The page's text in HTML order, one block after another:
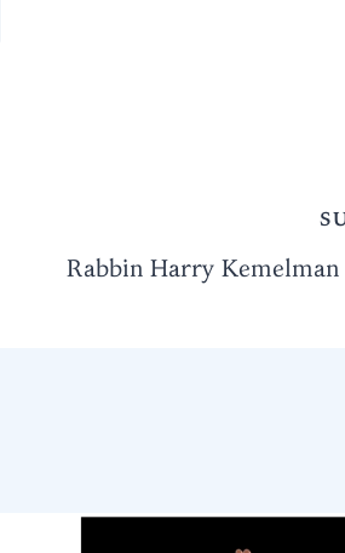
Rabbin Harry Kemelman